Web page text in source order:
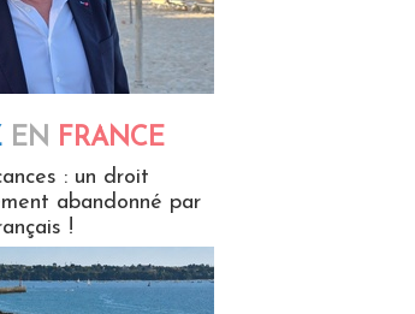
EN FRANCE
: un droit
abandonné par
!